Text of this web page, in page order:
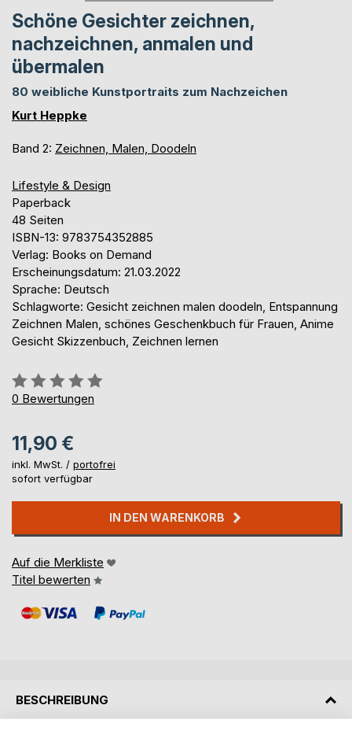
Schöne Gesichter zeichnen,
nachzeichnen, anmalen und
übermalen
80 weibliche Kunstportraits zum Nachzeichen
Kurt Heppke
Band 2: Zeichnen, Malen, Doodeln
Lifestyle & Design
Paperback
48 Seiten
ISBN-13: 9783754352885
Verlag: Books on Demand
Erscheinungsdatum: 21.03.2022
Sprache: Deutsch
Schlagworte: Gesicht zeichnen malen doodeln, Entspannung
Zeichnen Malen, schönes Geschenkbuch für Frauen, Anime
Gesicht Skizzenbuch, Zeichnen lernen
Bewertung::
0%
0 Bewertungen
11,90 €
inkl. MwSt. / portofrei
sofort verfügbar
IN DEN WARENKORB
Auf die Merkliste
Titel bewerten
BESCHREIBUNG